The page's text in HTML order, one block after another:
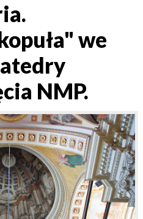
we
NMP.